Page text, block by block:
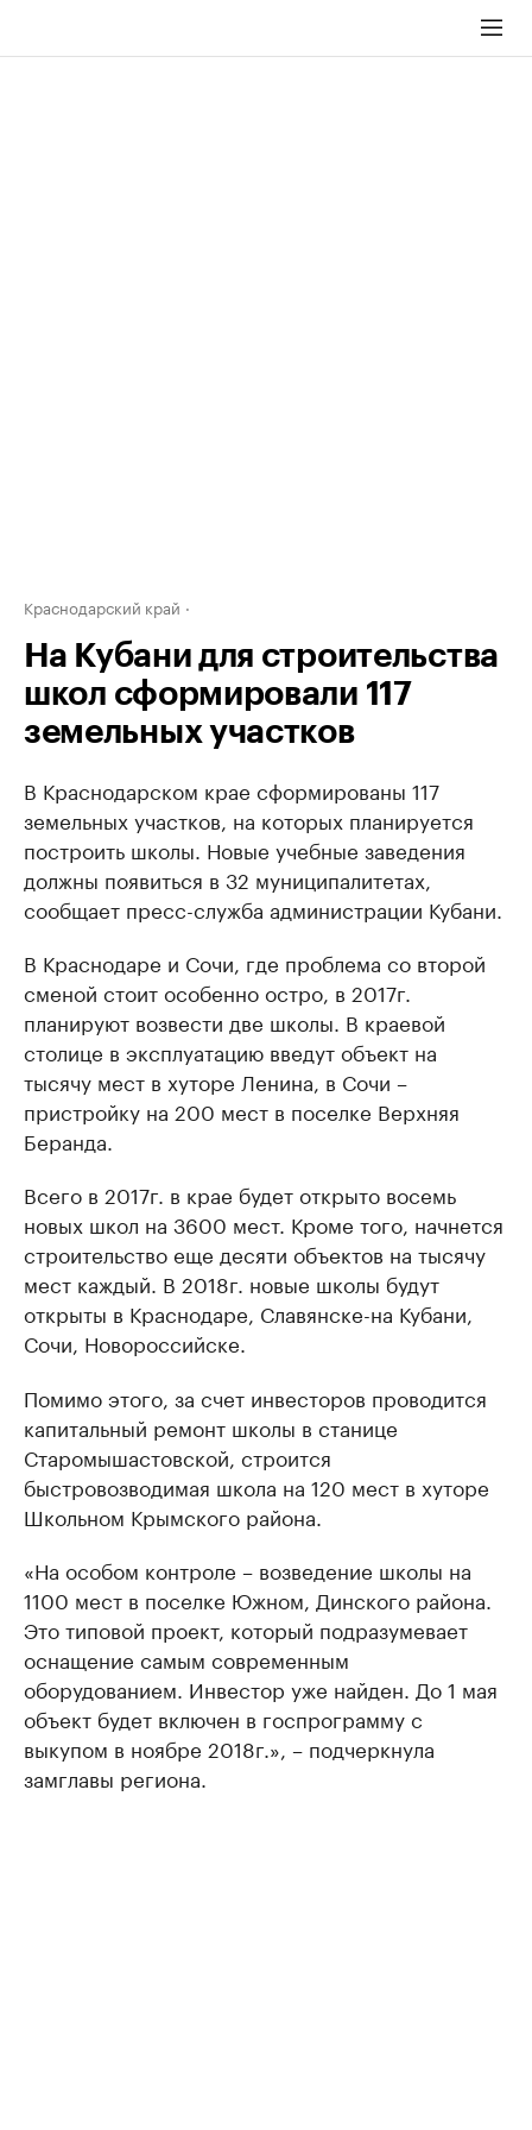
Краснодарский край
На Кубани для строительства
школ сформировали 117
земельных участков
В Краснодарском крае сформированы 117
земельных участков, на которых планируется
построить школы. Новые учебные заведения
должны появиться в 32 муниципалитетах,
сообщает пресс-служба администрации Кубани.
В Краснодаре и Сочи, где проблема со второй
сменой стоит особенно остро, в 2017г.
планируют возвести две школы. В краевой
столице в эксплуатацию введут объект на
тысячу мест в хуторе Ленина, в Сочи –
пристройку на 200 мест в поселке Верхняя
Беранда.
Всего в 2017г. в крае будет открыто восемь
новых школ на 3600 мест. Кроме того, начнется
строительство еще десяти объектов на тысячу
мест каждый. В 2018г. новые школы будут
открыты в Краснодаре, Славянске-на Кубани,
Сочи, Новороссийске.
Помимо этого, за счет инвесторов проводится
капитальный ремонт школы в станице
Старомышастовской, строится
быстровозводимая школа на 120 мест в хуторе
Школьном Крымского района.
«На особом контроле – возведение школы на
1100 мест в поселке Южном, Динского района.
Это типовой проект, который подразумевает
оснащение самым современным
оборудованием. Инвестор уже найден. До 1 мая
объект будет включен в госпрограмму с
выкупом в ноябре 2018г.», – подчеркнула
замглавы региона.